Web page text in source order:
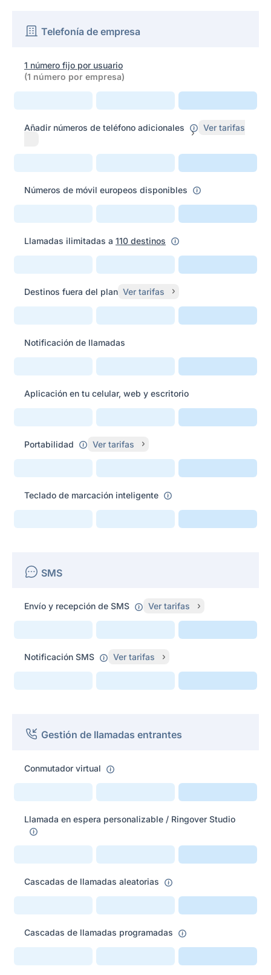
Telefonía de empresa
1 número fijo por usuario
(1 número por empresa)
Añadir números de teléfono adicionales Ver tarifas
Números de móvil europeos disponibles
Llamadas ilimitadas a 110 destinos
Destinos fuera del plan Ver tarifas
Notificación de llamadas
Aplicación en tu celular, web y escritorio
Portabilidad Ver tarifas
Teclado de marcación inteligente
SMS
Envío y recepción de SMS Ver tarifas
Notificación SMS Ver tarifas
Gestión de llamadas entrantes
Conmutador virtual
Llamada en espera personalizable / Ringover Studio
Cascadas de llamadas aleatorias
Cascadas de llamadas programadas